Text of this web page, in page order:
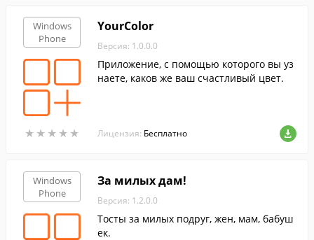
Windows
Phone
★ ★ ★ ★ ★
★ ★ ★ ★ ★
YourColor
Версия: 1.0.0.0
Приложение, с помощью которого вы уз
наете, каков же ваш счастливый цвет.
Лицензия: Бесплатно
Windows
Phone
За милых дам!
Версия: 1.2.0.0
Тосты за милых подруг, жен, мам, бабуш
ек.